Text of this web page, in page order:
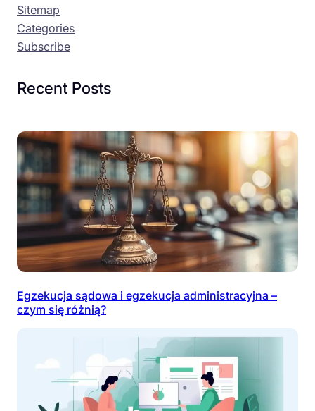
Sitemap
Categories
Subscribe
Recent Posts
Egzekucja sądowa i egzekucja administracyjna –
czym się różnią?